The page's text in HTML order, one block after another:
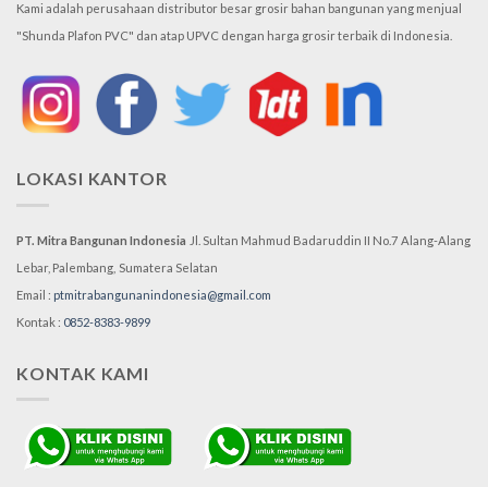
Kami adalah perusahaan distributor besar grosir bahan bangunan yang menjual
"Shunda Plafon PVC" dan atap UPVC dengan harga grosir terbaik di Indonesia.
LOKASI KANTOR
PT. Mitra Bangunan Indonesia Jl. Sultan Mahmud Badaruddin II No.7 Alang-Alang
Lebar, Palembang, Sumatera Selatan
Email : ptmitrabangunanindonesia@gmail.com
Kontak : 0852-8383-9899
KONTAK KAMI